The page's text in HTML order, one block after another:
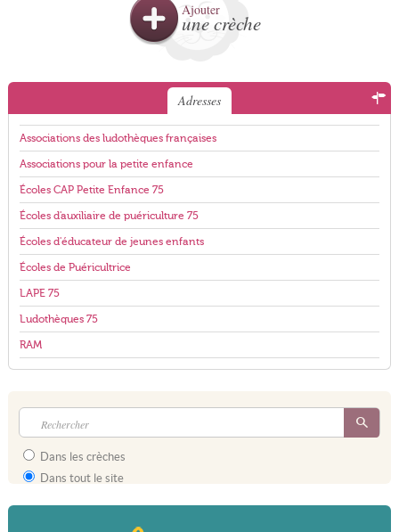
Ajouter
une crèche
Adresses
Associations des ludothèques françaises
Associations pour la petite enfance
Écoles CAP Petite Enfance 75
Écoles d'auxiliaire de puériculture 75
Écoles d'éducateur de jeunes enfants
Écoles de Puéricultrice
LAPE 75
Ludothèques 75
RAM
Dans les crèches
Dans tout le site